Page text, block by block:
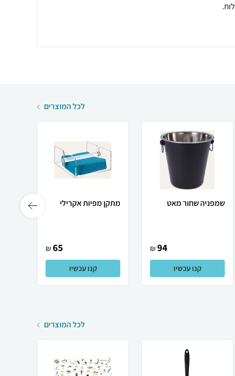
לכל המוצרים
שמפניה שחור מאט
94
₪
קנו עכשיו
מתקן מפיות אקרילי
65
₪
קנו עכשיו
לכל המוצרים